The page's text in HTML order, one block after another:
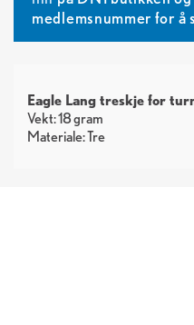
medlemsnummer for å
Eagle Lang treskje for
Vekt: 18 gram
Materiale: Tre